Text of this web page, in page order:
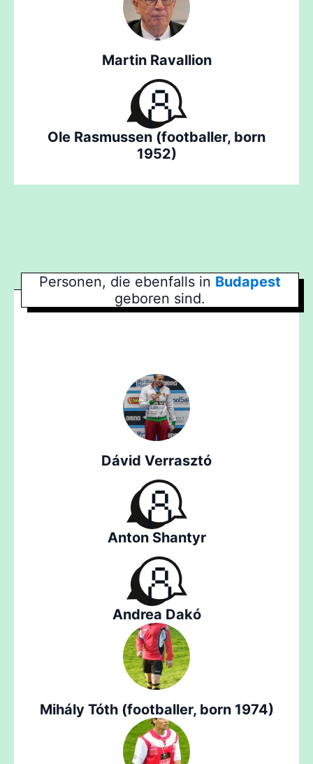
Martin Ravallion
Ole Rasmussen (footballer, born
1952)
Personen, die ebenfalls in Budapest
geboren sind.
Dávid Verrasztó
Anton Shantyr
Andrea Dakó
Mihály Tóth (footballer, born 1974)